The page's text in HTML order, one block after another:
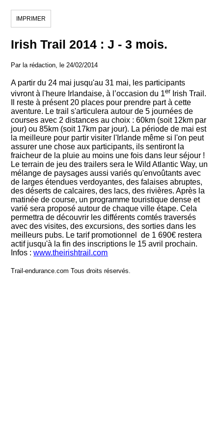
IMPRIMER
Irish Trail 2014 : J - 3 mois.
Par la rédaction, le 24/02/2014
A partir du 24 mai jusqu'au 31 mai, les participants
vivront à l'heure Irlandaise, à l’occasion du 1er Irish Trail.
Il reste à présent 20 places pour prendre part à cette
aventure. Le trail s'articulera autour de 5 journées de
courses avec 2 distances au choix : 60km (soit 12km par
jour) ou 85km (soit 17km par jour). La période de mai est
la meilleure pour partir visiter l'Irlande même si l'on peut
assurer une chose aux participants, ils sentiront la
fraicheur de la pluie au moins une fois dans leur séjour !
Le terrain de jeu des trailers sera le Wild Atlantic Way, un
mélange de paysages aussi variés qu'envoûtants avec
de larges étendues verdoyantes, des falaises abruptes,
des déserts de calcaires, des lacs, des rivières. Après la
matinée de course, un programme touristique dense et
varié sera proposé autour de chaque ville étape. Cela
permettra de découvrir les différents comtés traversés
avec des visites, des excursions, des sorties dans les
meilleurs pubs. Le tarif promotionnel de 1 690€ restera
actif jusqu'à la fin des inscriptions le 15 avril prochain.
Infos :www.theirishtrail.com
Trail-endurance.com Tous droits réservés.